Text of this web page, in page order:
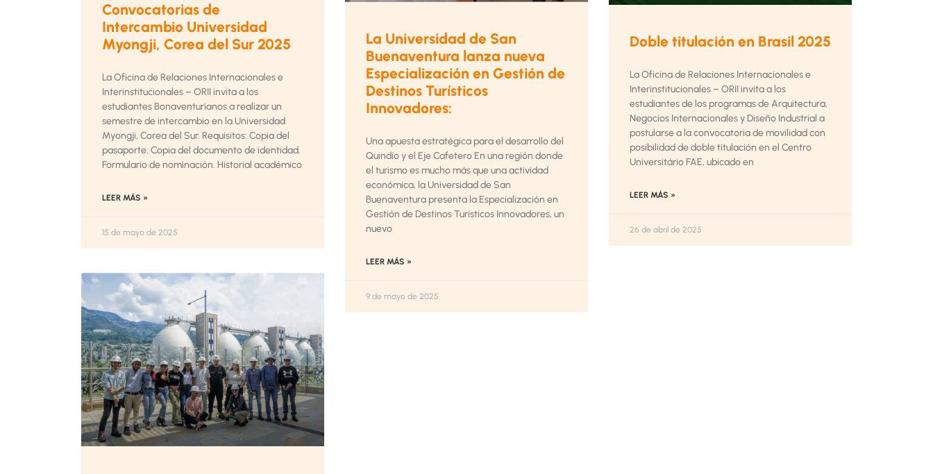
Convocatorias de
Intercambio Universidad
Myongji, Corea del Sur 2025
La Oficina de Relaciones Internacionales e
Interinstitucionales – ORII invita a los
estudiantes Bonaventurianos a realizar un
semestre de intercambio en la Universidad
Myongji, Corea del Sur. Requisitos: Copia del
pasaporte. Copia del documento de identidad.
Formulario de nominación. Historial académico
LEER MÁS »
15 de mayo de 2025
La Universidad de San
Buenaventura lanza nueva
Especialización en Gestión de
Destinos Turísticos
Innovadores:
Una apuesta estratégica para el desarrollo del
Quindío y el Eje Cafetero En una región donde
el turismo es mucho más que una actividad
económica, la Universidad de San
Buenaventura presenta la Especialización en
Gestión de Destinos Turísticos Innovadores, un
nuevo
LEER MÁS »
9 de mayo de 2025
Doble titulación en Brasil 2025
La Oficina de Relaciones Internacionales e
Interinstitucionales – ORII invita a los
estudiantes de los programas de Arquitectura,
Negocios Internacionales y Diseño Industrial a
postularse a la convocatoria de movilidad con
posibilidad de doble titulación en el Centro
Universitário FAE, ubicado en
LEER MÁS »
26 de abril de 2025